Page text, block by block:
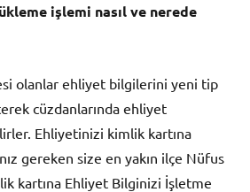
işlemi nasıl ve nerede
olanlar ehliyet bilgilerini yeni tip
cüzdanlarında ehliyet
Ehliyetinizi kimlik kartına
gereken size en yakın ilçe Nüfus
kartına Ehliyet Bilginizi İşletme